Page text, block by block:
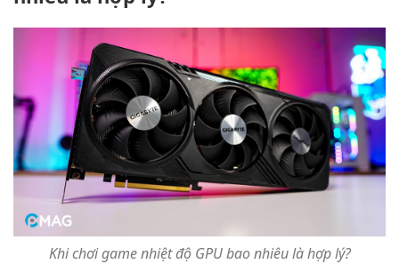
Khi chơi game nhiệt độ GPU bao nhiêu là hợp lý?